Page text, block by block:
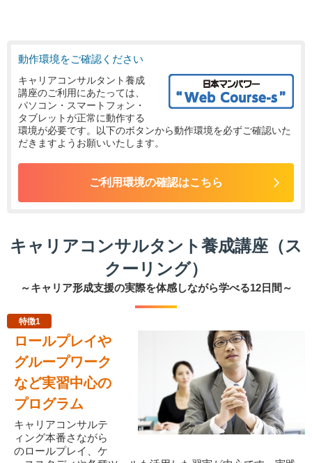
動作環境をご確認ください
キャリアコンサルタント養成
講座のご利用にあたっては、
パソコン・スマートフォン・
タブレットが正常に動作する
環境が必要です。以下のボタンから動作環境を必ずご確認いた
だきますようお願いいたします。
ご利用環境の確認はこちら
キャリアコンサルタント養成講座（ス
クーリング）
～キャリア形成支援の実際を体感しながら学べる12日間～
特徴1
ロールプレイや
グループワーク
など実習中心の
プログラム
キャリアコンサルテ
ィング本番さながら
のロールプレイ、ケ